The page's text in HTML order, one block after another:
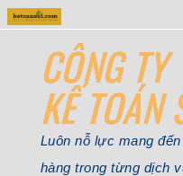
CÔNG TY
KẾ TOÁN
Luôn nỗ lực mang
hàng trong từng dịch